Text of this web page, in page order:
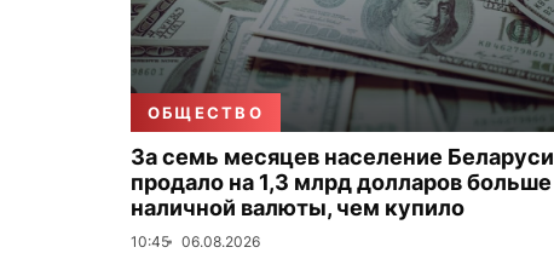
ОБЩЕСТВО
За семь месяцев население Беларуси
продало на 1,3 млрд долларов больше
наличной валюты, чем купило
10:45 06.08.2026